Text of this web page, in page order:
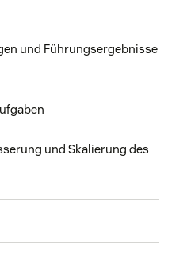
und Führungsergebnisse
und Skalierung des